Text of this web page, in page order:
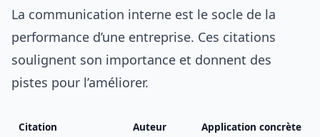
La communication interne est le socle de la
performance d’une entreprise. Ces citations
soulignent son importance et donnent des
pistes pour l’améliorer.
Citation Auteur Application concrète